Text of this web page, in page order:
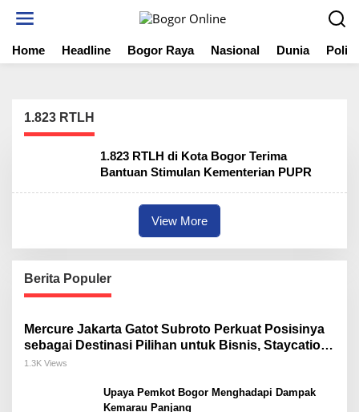
t
Home Headline Bogor Raya Nasional Dunia
1.823 RTLH
1.823 RTLH di Kota Bogor Terima
Bantuan Stimulan Kementerian PUPR
View More
Berita Populer
Mercure Jakarta Gatot Subroto Perkuat Posisinya
sebagai Destinasi Pilihan untuk Bisnis, Staycation,
Meeting, dan Kuliner di Jakarta Selatan
1.3K Views
Upaya Pemkot Bogor Menghadapi Dampak
Kemarau Panjang